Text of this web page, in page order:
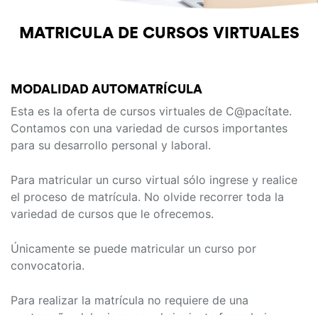
MATRICULA DE CURSOS VIRTUALES
MODALIDAD AUTOMATRÍCULA
Esta es la oferta de cursos virtuales de C@pacítate.
Contamos con una variedad de cursos importantes
para su desarrollo personal y laboral.
Para matricular un curso virtual sólo ingrese y realice
el proceso de matrícula. No olvide recorrer toda la
variedad de cursos que le ofrecemos.
Únicamente se puede matricular un curso por
convocatoria.
Para realizar la matrícula no requiere de una